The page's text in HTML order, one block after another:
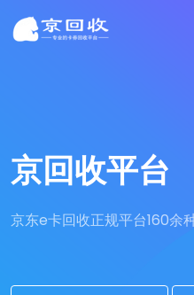
京回收平台
京东e卡回收正规平台160余